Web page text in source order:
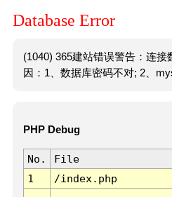
Database Error
(1040) 365建站错误警告：连接
因：1、数据库密码不对; 2、
PHP Debug
No. File
1
/index.php